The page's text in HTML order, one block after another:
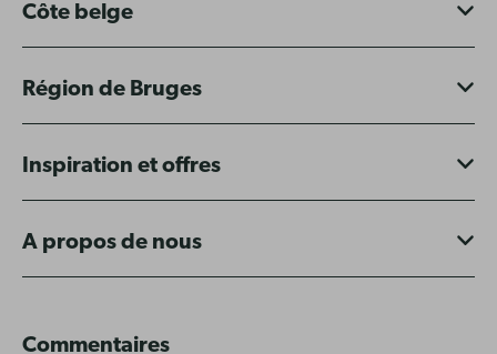
Côte belge
Région de Bruges
Inspiration et offres
A propos de nous
Commentaires